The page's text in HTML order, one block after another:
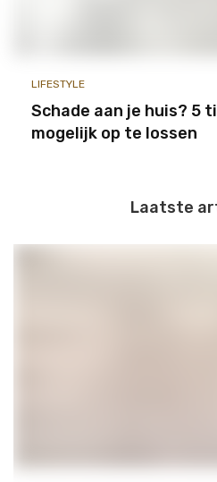
LIFESTYLE
Schade aan je huis? 5
mogelijk op te lossen
Laatste